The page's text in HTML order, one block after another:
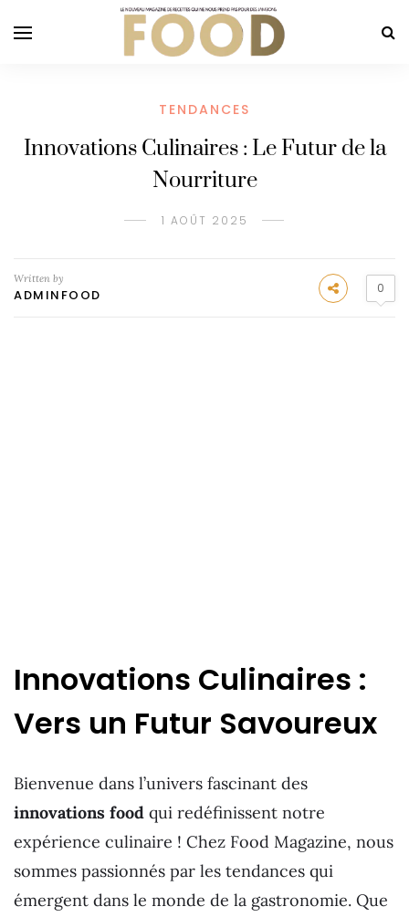
TENDANCES
Innovations Culinaires : Le Futur de la
Nourriture
1 AOÛT 2025
Written by
ADMINFOOD 0
Innovations Culinaires :
Vers un Futur Savoureux
Bienvenue dans l’univers fascinant des
innovations food qui redéfinissent notre
expérience culinaire ! Chez Food Magazine, nous
sommes passionnés par les tendances qui
émergent dans le monde de la gastronomie. Que